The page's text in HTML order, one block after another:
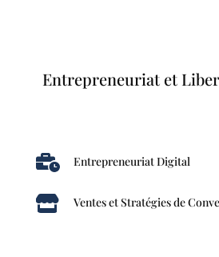
Entrepreneuriat et
 Entrepreneuriat Digital
 Ventes et Stratégies de